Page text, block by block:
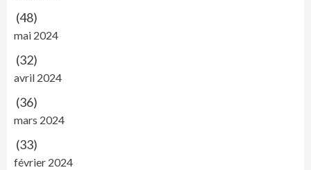
(48)
mai 2024
(32)
avril 2024
(36)
mars 2024
(33)
février 2024